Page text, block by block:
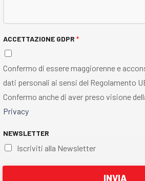
ACCETTAZIONE GDPR *
Confermo di essere maggiorenne e
dati personali ai sensi del Regolamento
Confermo anche di aver preso visione
Privacy
NEWSLETTER
Iscriviti alla Newsletter
INVIA